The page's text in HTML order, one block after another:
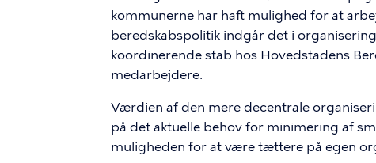
kommunerne har haft mulighed for at
beredskabspolitik indgår det i
koordinerende stab hos Hovedstadens
medarbejdere.
Værdien af den mere decentrale
på det aktuelle behov for minimering af
muligheden for at være tættere på egen